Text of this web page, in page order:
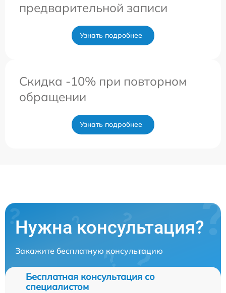
предварительной записи
Узнать подробнее
Скидка -10% при повторном
обращении
Узнать подробнее
Нужна консультация?
Закажите бесплатную консультацию
Бесплатная консультация со
специалистом